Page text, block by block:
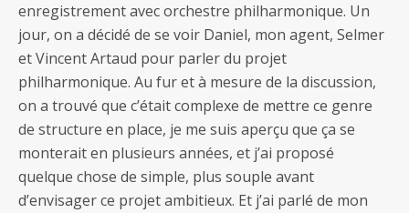
enregistrement avec orchestre philharmonique. Un
jour, on a décidé de se voir Daniel, mon agent, Selmer
et Vincent Artaud pour parler du projet
philharmonique. Au fur et à mesure de la discussion,
on a trouvé que c’était complexe de mettre ce genre
de structure en place, je me suis aperçu que ça se
monterait en plusieurs années, et j’ai proposé
quelque chose de simple, plus souple avant
d’envisager ce projet ambitieux. Et j’ai parlé de mon